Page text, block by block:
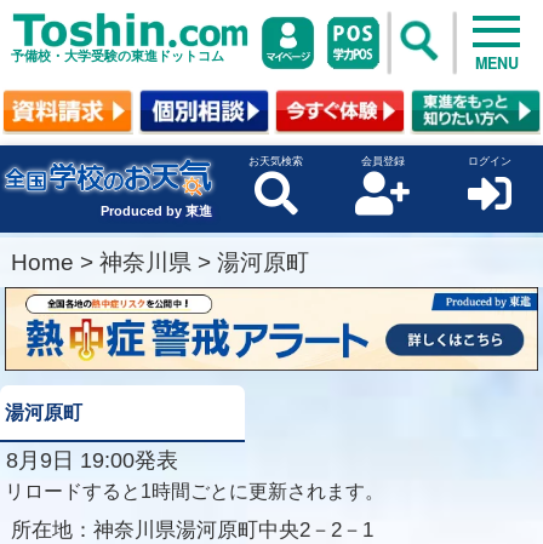
予備校・大学受験の東進ドットコム MENU
Produced by 東進
お天気検索 会員登録 ログイン
Home > 神奈川県 > 湯河原町
湯河原町
8月9日 19:00発表
リロードすると1時間ごとに更新されます。
所在地： 神奈川県湯河原町中央2－2－1